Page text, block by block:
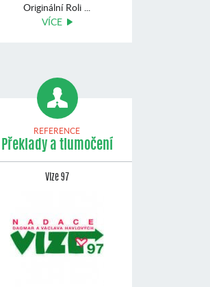
Originální Roli ...
VÍCE
REFERENCE
Překlady a tlumočení
Vize 97